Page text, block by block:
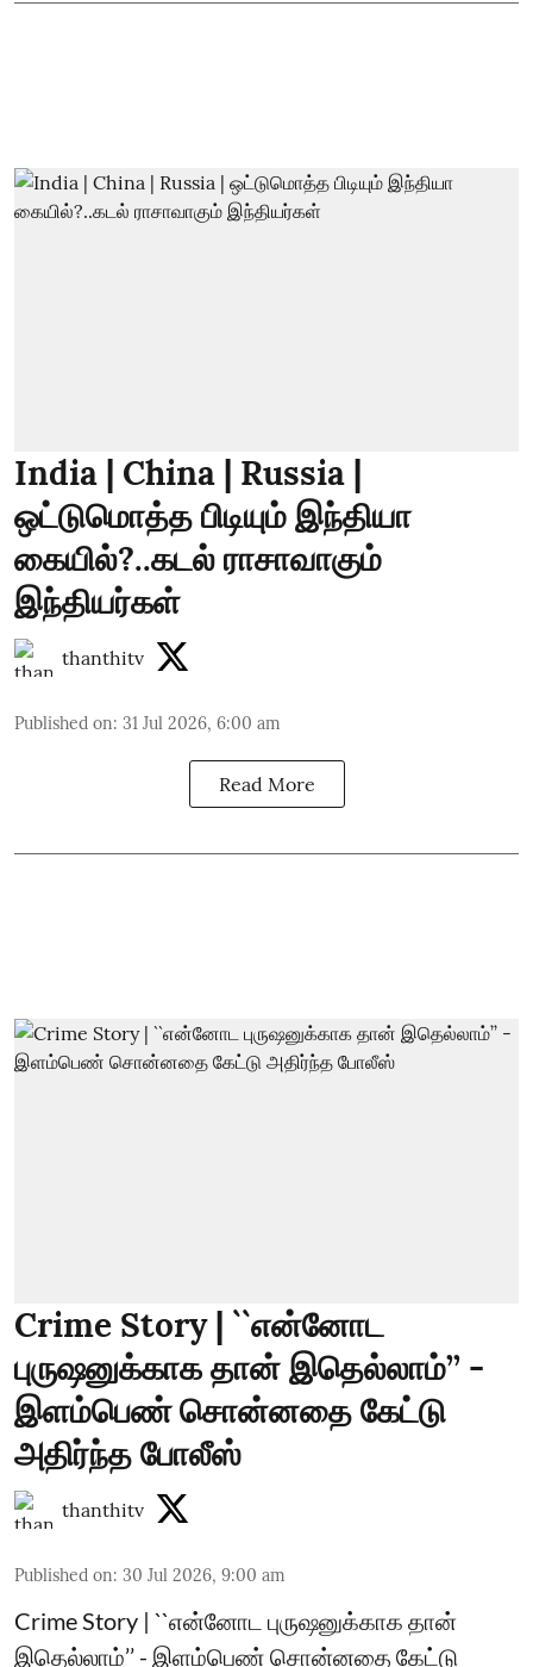
India | China | Russia |
ஒட்டுமொத்த பிடியும் இந்தியா
கையில்?..கடல் ராசாவாகும்
இந்தியர்கள்
thanthitv
Published on: 31 Jul 2026, 6:00 am
Read More
Crime Story | ``என்னோட
புருஷனுக்காக தான் இதெல்லாம்’’ -
இளம்பெண் சொன்னதை கேட்டு
அதிர்ந்த போலீஸ்
thanthitv
Published on: 30 Jul 2026, 9:00 am
Crime Story | ``என்னோட புருஷனுக்காக தான்
இதெல்லாம்’’ - இளம்பெண் சொன்னதை கேட்டு